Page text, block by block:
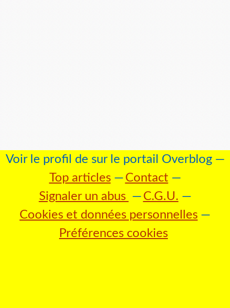
Voir le profil de sur le portail Overblog
Top articles
Contact
Signaler un abus
C.G.U.
Cookies et données personnelles
Préférences cookies